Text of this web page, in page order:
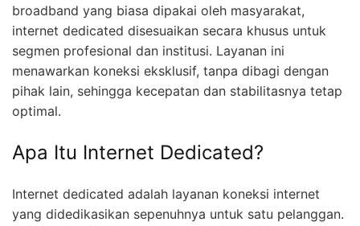
broadband yang biasa dipakai oleh masyarakat,
internet dedicated disesuaikan secara khusus untuk
segmen profesional dan institusi. Layanan ini
menawarkan koneksi eksklusif, tanpa dibagi dengan
pihak lain, sehingga kecepatan dan stabilitasnya tetap
optimal.
Apa Itu Internet Dedicated?
Internet dedicated adalah layanan koneksi internet
yang didedikasikan sepenuhnya untuk satu pelanggan.